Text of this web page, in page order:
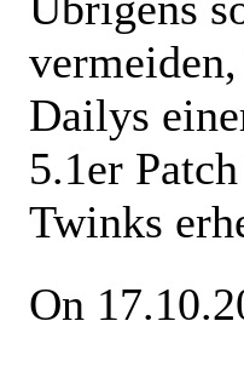
Dailys
5.1er
Twinks
On